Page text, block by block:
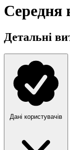
Середня
Детальні
Дані користувачів